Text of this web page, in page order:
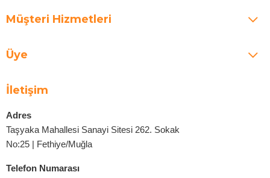
Müşteri Hizmetleri
Üye
İletişim
Adres
Taşyaka Mahallesi Sanayi Sitesi 262. Sokak
No:25 | Fethiye/Muğla
Telefon Numarası